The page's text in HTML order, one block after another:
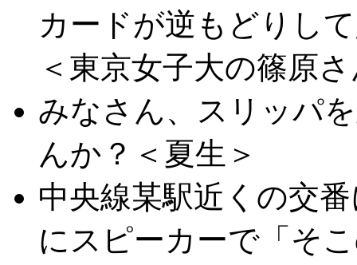
カードが逆もどりし
＜東京女子大の篠原
みなさん、スリッパ
んか？＜夏生＞
中央線某駅近くの交
にスピーカーで「そ